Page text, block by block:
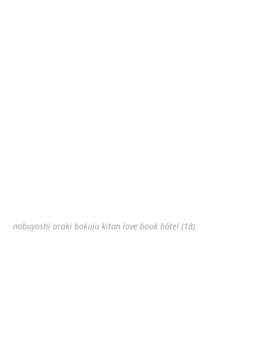
nobuyoshi araki bokuju kitan love book hôtel (18)